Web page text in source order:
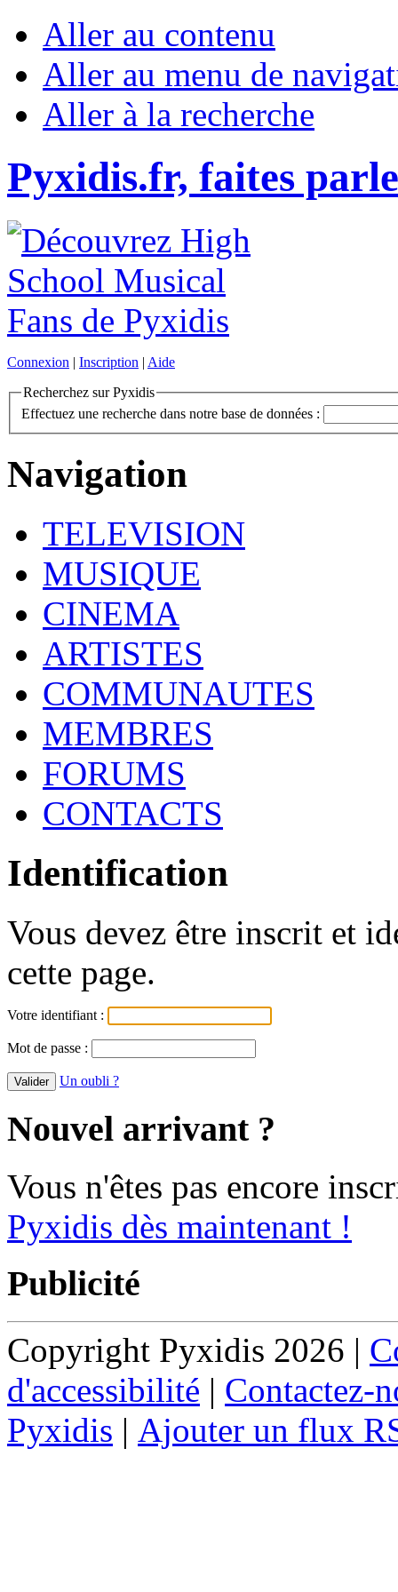
Aller au contenu
Aller au menu de
Aller à la recherche
Pyxidis.fr, faites
Connexion | Inscription | Aide
Recherchez sur Pyxidis
Effectuez une recherche dans notre base de données :
Navigation
TELEVISION
MUSIQUE
CINEMA
ARTISTES
COMMUNAUTES
MEMBRES
FORUMS
CONTACTS
Identification
Vous devez être inscrit et
cette page.
Votre identifiant :
Mot de passe :
Un oubli ?
Nouvel arrivant ?
Vous n'êtes pas encore
Pyxidis dès maintenant !
Publicité
Copyright Pyxidis 2026 |
d'accessibilité | Contactez-
Pyxidis | Ajouter un flux